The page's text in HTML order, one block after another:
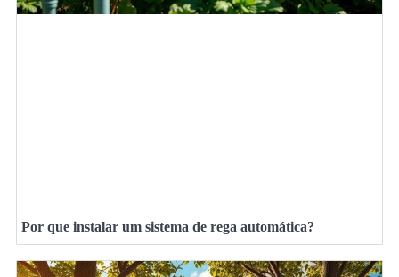
Por que instalar um sistema de rega automática?